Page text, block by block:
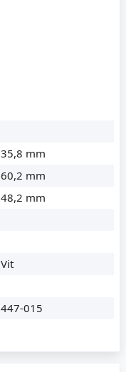
35,8 mm
60,2 mm
48,2 mm
Vit
447-015